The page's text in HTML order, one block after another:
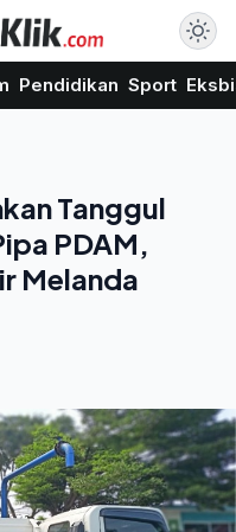
Pendidikan Sport
Tanggul
PDAM,
Melanda